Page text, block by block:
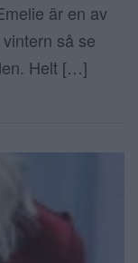
är en av
så se
Helt […]